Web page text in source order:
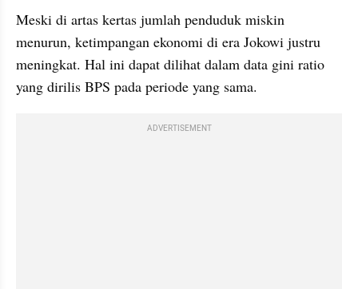
Meski di artas kertas jumlah penduduk miskin
menurun, ketimpangan ekonomi di era Jokowi justru
meningkat. Hal ini dapat dilihat dalam data gini ratio
yang dirilis BPS pada periode yang sama.
ADVERTISEMENT